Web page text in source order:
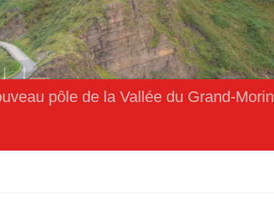
pôle de la Vallée du Grand-Morin